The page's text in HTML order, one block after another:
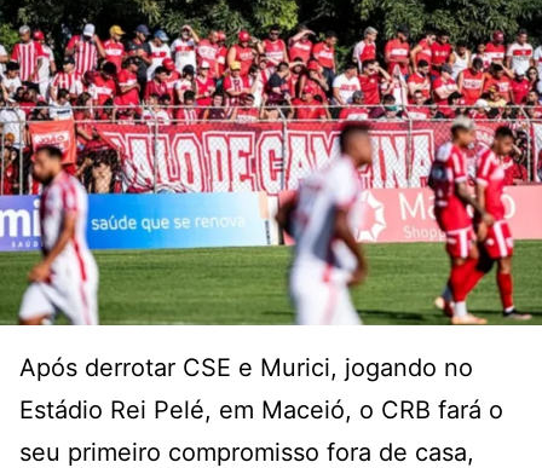
Após derrotar CSE e Murici, jogando no
Estádio Rei Pelé, em Maceió, o CRB fará o
seu primeiro compromisso fora de casa,